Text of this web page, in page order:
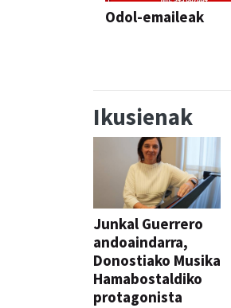
Odol-emaileak
Ikusienak
Junkal Guerrero
andoaindarra,
Donostiako Musika
Hamabostaldiko
protagonista